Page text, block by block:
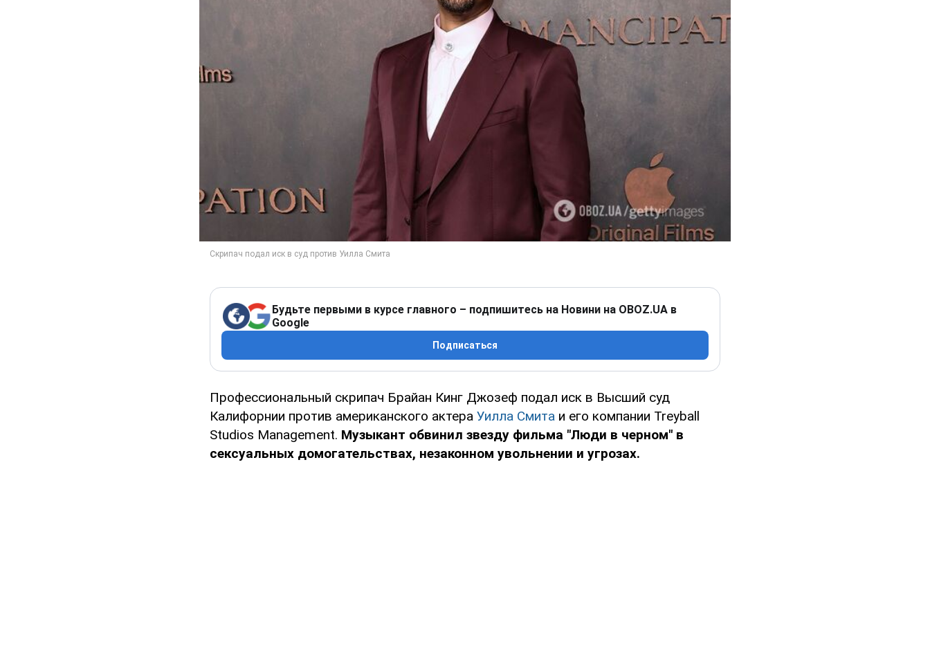
Будьте первыми в курсе главного – подпишитесь на Новини на OBOZ.UA в
Google
Подписаться
Профессиональный скрипач Брайан Кинг Джозеф подал иск в Высший суд
Калифорнии против американского актера Уилла Смита и его компании Treyball
Studios Management. Музыкант обвинил звезду фильма "Люди в черном" в
сексуальных домогательствах, незаконном увольнении и угрозах.